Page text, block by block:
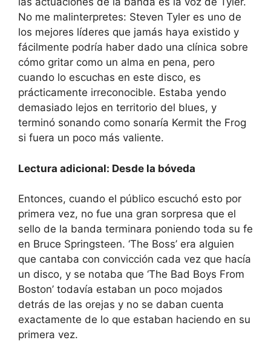
No me malinterpretes: Steven Tyler es uno de
los mejores líderes que jamás haya existido y
fácilmente podría haber dado una clínica sobre
cómo gritar como un alma en pena, pero
cuando lo escuchas en este disco, es
prácticamente irreconocible. Estaba yendo
demasiado lejos en territorio del blues, y
terminó sonando como sonaría Kermit the Frog
si fuera un poco más valiente.
Lectura adicional: Desde la bóveda
Entonces, cuando el público escuchó esto por
primera vez, no fue una gran sorpresa que el
sello de la banda terminara poniendo toda su fe
en Bruce Springsteen. ‘The Boss’ era alguien
que cantaba con convicción cada vez que hacía
un disco, y se notaba que ‘The Bad Boys From
Boston’ todavía estaban un poco mojados
detrás de las orejas y no se daban cuenta
exactamente de lo que estaban haciendo en su
primera vez.